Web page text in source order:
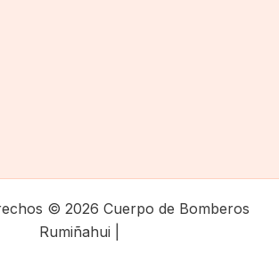
© 2026 Cuerpo de Bomberos
Rumiñahui |